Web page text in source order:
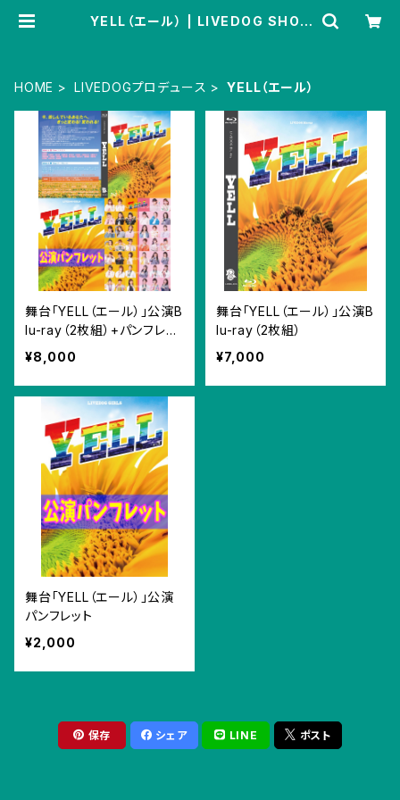
YELL（エール） | LIVEDOG SHOP
HOME LIVEDOGプロデュース YELL（エール）
舞台「YELL（エール）」公演B
lu-ray（2枚組）+パンフレッ
トセット
¥8,000
舞台「YELL（エール）」公演B
lu-ray（2枚組）
¥7,000
舞台「YELL（エール）」公演
パンフレット
¥2,000
保存 シェア LINE ポスト